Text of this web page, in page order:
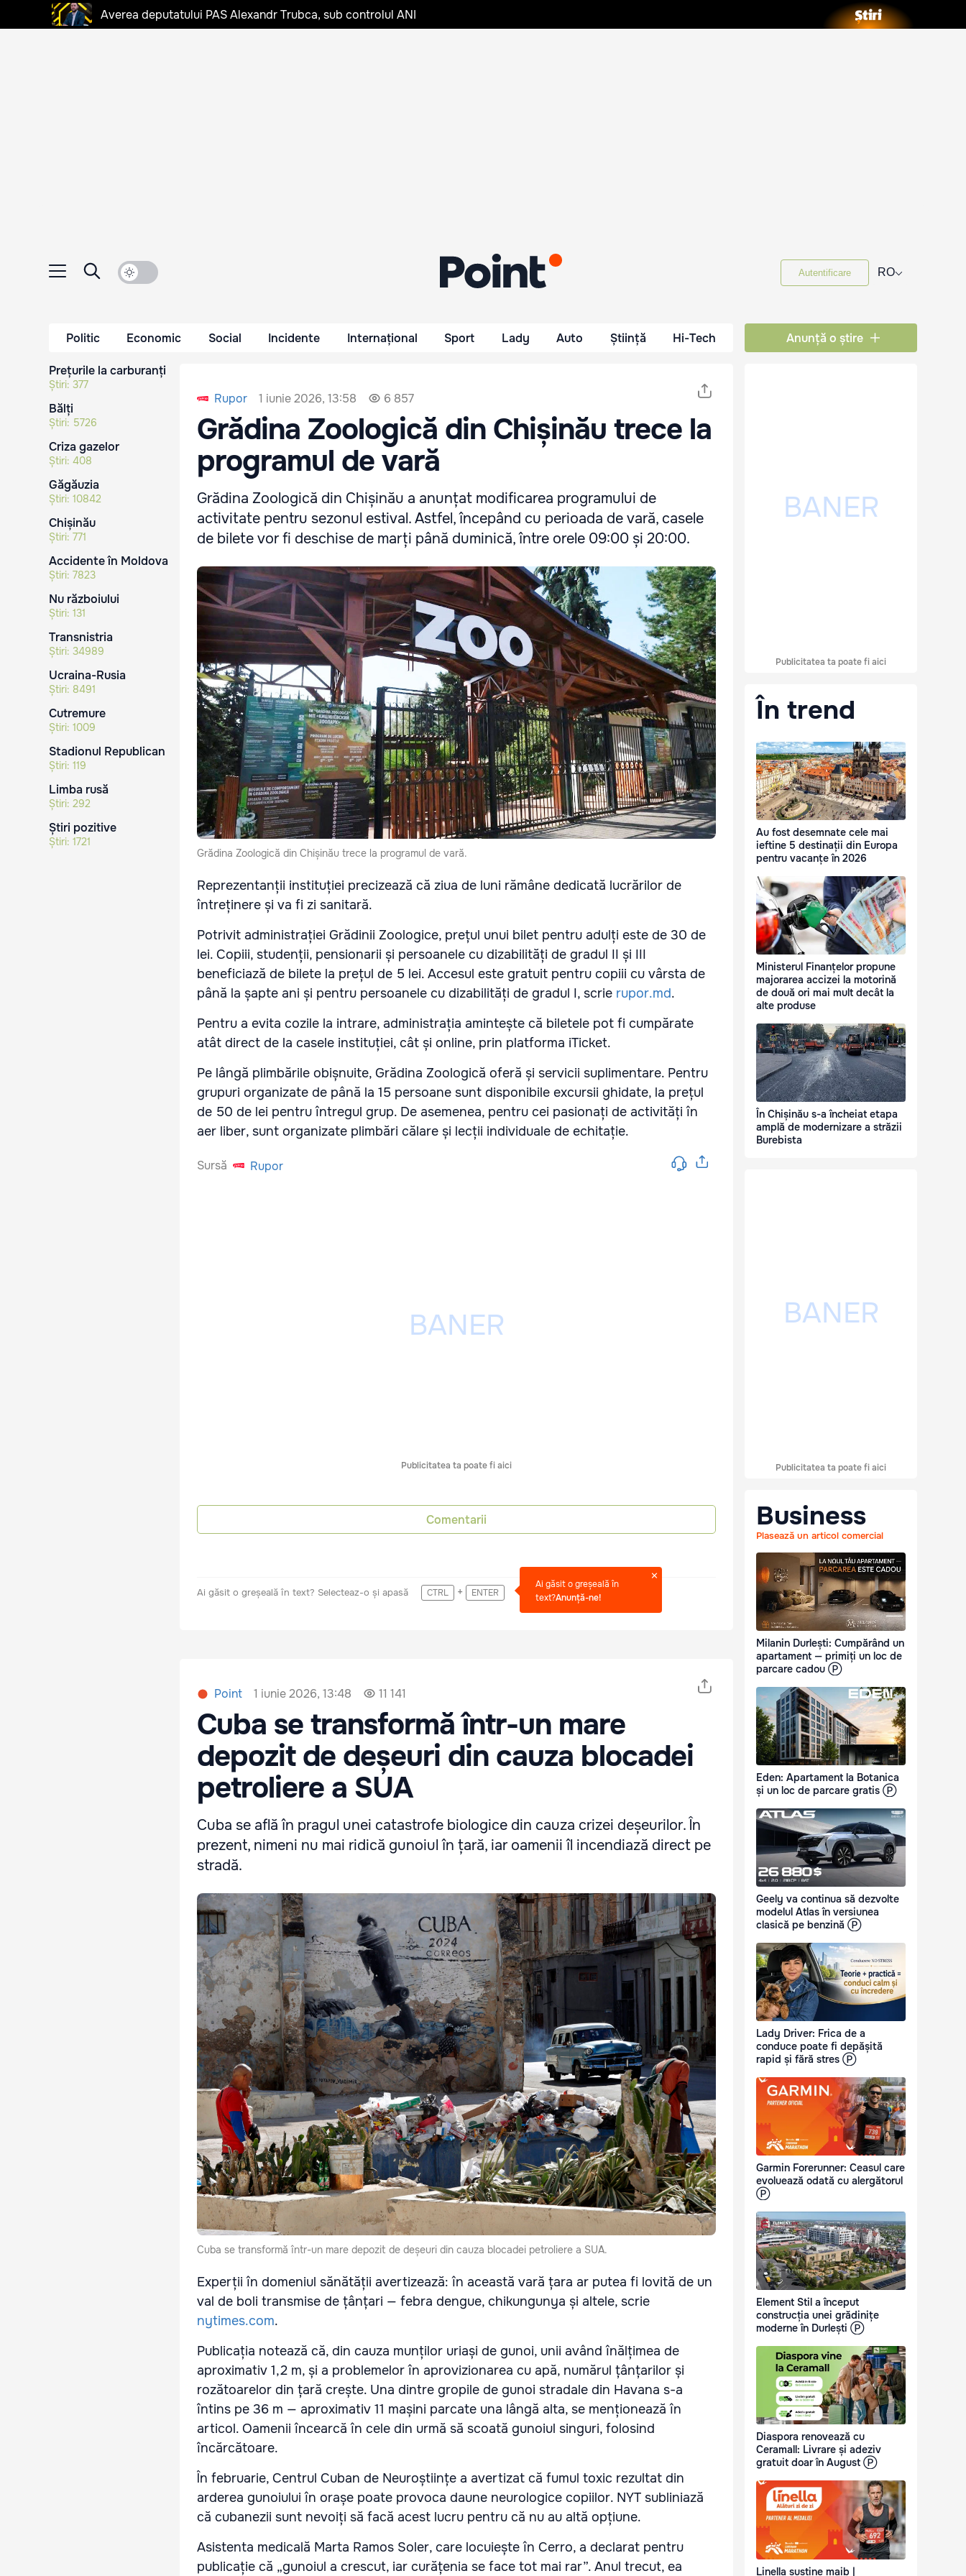
Averea deputatului PAS Alexandr Trubca, sub controlul ANI
Autentificare RO⌵
Politic Economic Social Incidente Internațional Sport Lady Auto Știință Hi-Tech Anunță o știre
Prețurile la carburanți
Știri: 377
Bălți
Știri: 5726
Criza gazelor
Știri: 408
Găgăuzia
Știri: 10842
Chișinău
Știri: 771
Accidente în Moldova
Știri: 7823
Nu războiului
Știri: 131
Transnistria
Știri: 34989
Ucraina-Rusia
Știri: 8491
Cutremure
Știri: 1009
Stadionul Republican
Știri: 119
Limba rusă
Știri: 292
Știri pozitive
Știri: 1721
Rupor 1 iunie 2026, 13:58 6 857
Grădina Zoologică din Chișinău trece la
programul de vară
Grădina Zoologică din Chișinău a anunțat modificarea programului de
activitate pentru sezonul estival. Astfel, începând cu perioada de vară, casele
de bilete vor fi deschise de marți până duminică, între orele 09:00 și 20:00.
Grădina Zoologică din Chișinău trece la programul de vară.
Reprezentanții instituției precizează că ziua de luni rămâne dedicată lucrărilor de
întreținere și va fi zi sanitară.
Potrivit administrației Grădinii Zoologice, prețul unui bilet pentru adulți este de 30 de
lei. Copiii, studenții, pensionarii și persoanele cu dizabilități de gradul II și III
beneficiază de bilete la prețul de 5 lei. Accesul este gratuit pentru copiii cu vârsta de
până la șapte ani și pentru persoanele cu dizabilități de gradul I, scrie rupor.md.
Pentru a evita cozile la intrare, administrația amintește că biletele pot fi cumpărate
atât direct de la casele instituției, cât și online, prin platforma iTicket.
Pe lângă plimbările obișnuite, Grădina Zoologică oferă și servicii suplimentare. Pentru
grupuri organizate de până la 15 persoane sunt disponibile excursii ghidate, la prețul
de 50 de lei pentru întregul grup. De asemenea, pentru cei pasionați de activități în
aer liber, sunt organizate plimbări călare și lecții individuale de echitație.
Sursă Rupor
Publicitatea ta poate fi aici
Comentarii
Ai găsit o greșeală în text? Selecteaz-o și apasă CTRL + ENTER
Ai găsit o greșeală în
text?Anunță-ne!
Point 1 iunie 2026, 13:48 11 141
Cuba se transformă într-un mare
depozit de deșeuri din cauza blocadei
petroliere a SUA
Cuba se află în pragul unei catastrofe biologice din cauza crizei deșeurilor. În
prezent, nimeni nu mai ridică gunoiul în țară, iar oamenii îl incendiază direct pe
stradă.
Cuba se transformă într-un mare depozit de deșeuri din cauza blocadei petroliere a SUA.
Experții în domeniul sănătății avertizează: în această vară țara ar putea fi lovită de un
val de boli transmise de țânțari — febra dengue, chikungunya și altele, scrie
nytimes.com.
Publicația notează că, din cauza munților uriași de gunoi, unii având înălțimea de
aproximativ 1,2 m, și a problemelor în aprovizionarea cu apă, numărul țânțarilor și
rozătoarelor din țară crește. Una dintre gropile de gunoi stradale din Havana s-a
întins pe 36 m — aproximativ 11 mașini parcate una lângă alta, se menționează în
articol. Oamenii încearcă în cele din urmă să scoată gunoiul singuri, folosind
încărcătoare.
În februarie, Centrul Cuban de Neuroștiințe a avertizat că fumul toxic rezultat din
arderea gunoiului în orașe poate provoca daune neurologice copiilor. NYT subliniază
că cubanezii sunt nevoiți să facă acest lucru pentru că nu au altă opțiune.
Asistenta medicală Marta Ramos Soler, care locuiește în Cerro, a declarat pentru
publicație că „gunoiul a crescut, iar curățenia se face tot mai rar”. Anul trecut, ea
Publicitatea ta poate fi aici
În trend
Au fost desemnate cele mai
ieftine 5 destinații din Europa
pentru vacanțe în 2026
Ministerul Finanțelor propune
majorarea accizei la motorină
de două ori mai mult decât la
alte produse
În Chișinău s-a încheiat etapa
amplă de modernizare a străzii
Burebista
Publicitatea ta poate fi aici
Business
Plasează un articol comercial
Milanin Durlești: Cumpărând un
apartament — primiți un loc de
parcare cadou Ⓟ
Eden: Apartament la Botanica
și un loc de parcare gratis Ⓟ
Geely va continua să dezvolte
modelul Atlas în versiunea
clasică pe benzină Ⓟ
Lady Driver: Frica de a
conduce poate fi depășită
rapid și fără stres Ⓟ
Garmin Forerunner: Ceasul care
evoluează odată cu alergătorul
Ⓟ
Element Stil a început
construcția unei grădinițe
moderne în Durlești Ⓟ
Diaspora renovează cu
Ceramall: Livrare și adeziv
gratuit doar în August Ⓟ
Linella susține maib |